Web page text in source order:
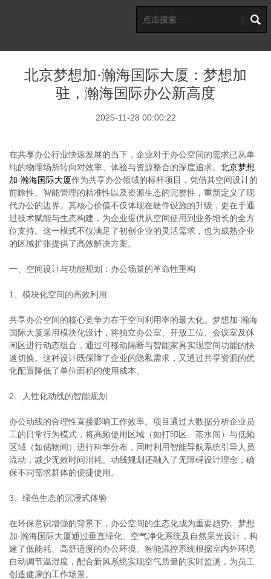
北京梦想加·瀚海国际大厦：梦想加
驻，瀚海国际办公新高度
2025-11-28 00:00:22
在共享办公行业快速发展的当下，企业对于办公空间的需求已从单
纯的物理场所转向对效率、体验与资源整合的深度追求。 北京梦想
加·瀚海国际大厦作为共享办公领域的标杆项目，凭借其空间设计的
前瞻性、智能管理的精准性以及资源生态的完整性，重新定义了现
代办公的边界。其核心价值不仅体现在硬件设施的升级，更在于通
过技术赋能与生态构建，为企业提供从空间使用到业务增长的全方
位支持。这一模式不仅满足了初创企业的灵活需求，也为成熟企业
的区域扩张提供了高效解决方案。
一、空间设计与功能规划：办公场景的革命性重构
1、模块化空间的高效利用
共享办公空间的核心竞争力在于空间利用率的最大化。梦想加·瀚海
国际大厦采用模块化设计，将独立办公室、开放工位、会议室及休
闲区进行动态组合，通过可移动隔断与智能家具实现空间功能的快
速切换。这种设计既保障了企业的隐私需求，又通过共享资源的优
化配置降低了单位面积的使用成本。
2、人性化动线的智能规划
办公动线的合理性直接影响工作效率。项目通过大数据分析企业员
工的日常行为模式，将高频使用区域（如打印区、茶水间）与低频
区域（如储物间）进行科学分布，同时利用智能导航系统引导人员
流动，减少无效时间消耗。动线规划还融入了无障碍设计理念，确
保不同需求群体的便捷使用。
3、绿色生态的沉浸式体验
在环保意识增强的背景下，办公空间的生态化成为重要趋势。梦想
加·瀚海国际大厦通过垂直绿化、空气净化系统及自然采光设计，构
建了低能耗、高舒适度的办公环境。智能温控系统根据室内外环境
自动调节温湿度，配合新风系统实现空气质量的实时监测，为员工
创造健康的工作场景。